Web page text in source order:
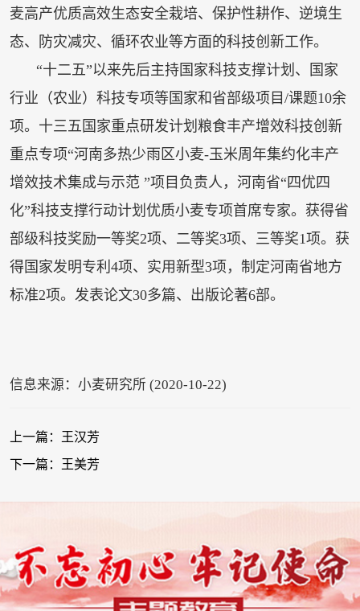
麦高产优质高效生态安全栽培、保护性耕作、逆境生
态、防灾减灾、循环农业等方面的科技创新工作。
“十二五”以来先后主持国家科技支撑计划、国家
行业（农业）科技专项等国家和省部级项目/课题10余
项。十三五国家重点研发计划粮食丰产增效科技创新
重点专项“河南多热少雨区小麦-玉米周年集约化丰产
增效技术集成与示范 ”项目负责人，河南省“四优四
化”科技支撑行动计划优质小麦专项首席专家。获得省
部级科技奖励一等奖2项、二等奖3项、三等奖1项。获
得国家发明专利4项、实用新型3项，制定河南省地方
标准2项。发表论文30多篇、出版论著6部。
信息来源：小麦研究所 (2020-10-22)
上一篇：王汉芳
下一篇：王美芳